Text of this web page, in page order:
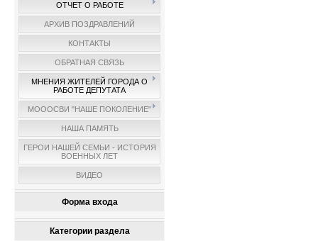
ОТЧЕТ О РАБОТЕ
АРХИВ ПОЗДРАВЛЕНИЙ
КОНТАКТЫ
ОБРАТНАЯ СВЯЗЬ
МНЕНИЯ ЖИТЕЛЕЙ ГОРОДА О
РАБОТЕ ДЕПУТАТА
МОООСВИ "НАШЕ ПОКОЛЕНИЕ"
НАША ПАМЯТЬ
ГЕРОИ НАШЕЙ СЕМЬИ - ИСТОРИЯ
ВОЕННЫХ ЛЕТ
ВИДЕО
Форма входа
Категории раздела